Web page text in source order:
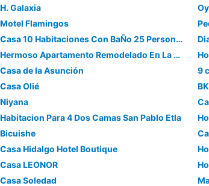
H. Galaxia
Motel Flamingos
Casa 10 Habitaciones Con BaÑo 25 Personas
Hermoso Apartamento Remodelado En La Zona Mas Moderna De Oaxaca
Casa de la Asunción
Casa Olié
Niyana
Habitacion Para 4 Dos Camas San Pablo Etla
Bicuishe
Casa Hidalgo Hotel Boutique
Casa LEONOR
Casa Soledad